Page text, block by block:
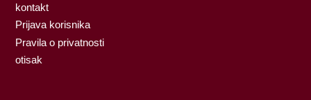
kontakt
Prijava korisnika
Pravila o privatnosti
otisak